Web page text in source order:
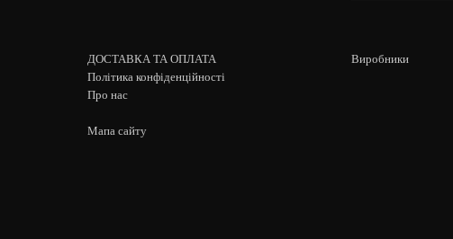
ДОСТАВКА ТА ОПЛАТА
Політика конфіденційності
Про нас
Мапа сайту
Виробники